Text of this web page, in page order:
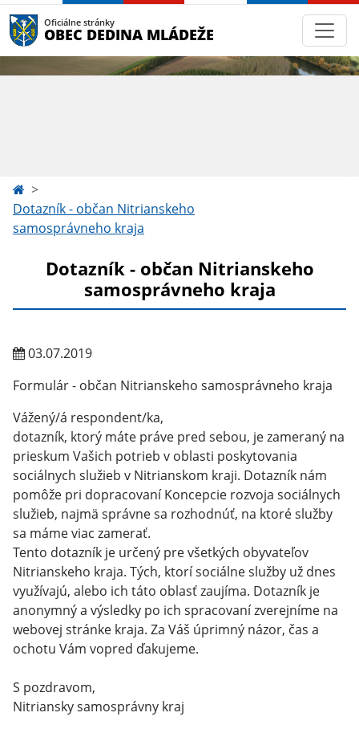
Oficiálne stránky
OBEC DEDINA MLÁDEŽE
Dotazník - občan Nitrianskeho
samosprávneho kraja
Dotazník - občan Nitrianskeho
samosprávneho kraja
03.07.2019
Formulár - občan Nitrianskeho samosprávneho kraja
Vážený/á respondent/ka,
dotazník, ktorý máte práve pred sebou, je zameraný na
prieskum Vašich potrieb v oblasti poskytovania
sociálnych služieb v Nitrianskom kraji. Dotazník nám
pomôže pri dopracovaní Koncepcie rozvoja sociálnych
služieb, najmä správne sa rozhodnúť, na ktoré služby
sa máme viac zamerať.
Tento dotazník je určený pre všetkých obyvateľov
Nitrianskeho kraja. Tých, ktorí sociálne služby už dnes
využívajú, alebo ich táto oblasť zaujíma. Dotazník je
anonymný a výsledky po ich spracovaní zverejníme na
webovej stránke kraja. Za Váš úprimný názor, čas a
ochotu Vám vopred ďakujeme.
S pozdravom,
Nitriansky samosprávny kraj